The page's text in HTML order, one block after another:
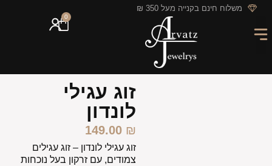
לתוכן משלוח חינם בקנייה מעל 350 ₪
0
זוג עגילי
לונדון
149.00 ₪
זוג עגילי לונדון – זוג עגילים
צמודים, עם זרקון בעל נוכחות